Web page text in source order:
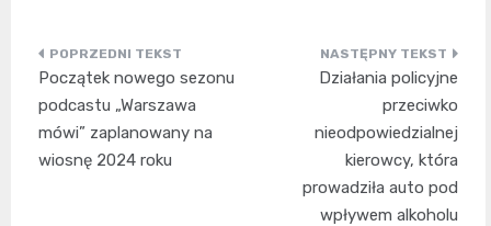
Nawigacja
wpisu
Początek nowego sezonu
podcastu „Warszawa
mówi” zaplanowany na
wiosnę 2024 roku
Działania policyjne
przeciwko
nieodpowiedzialnej
kierowcy, która
prowadziła auto pod
wpływem alkoholu